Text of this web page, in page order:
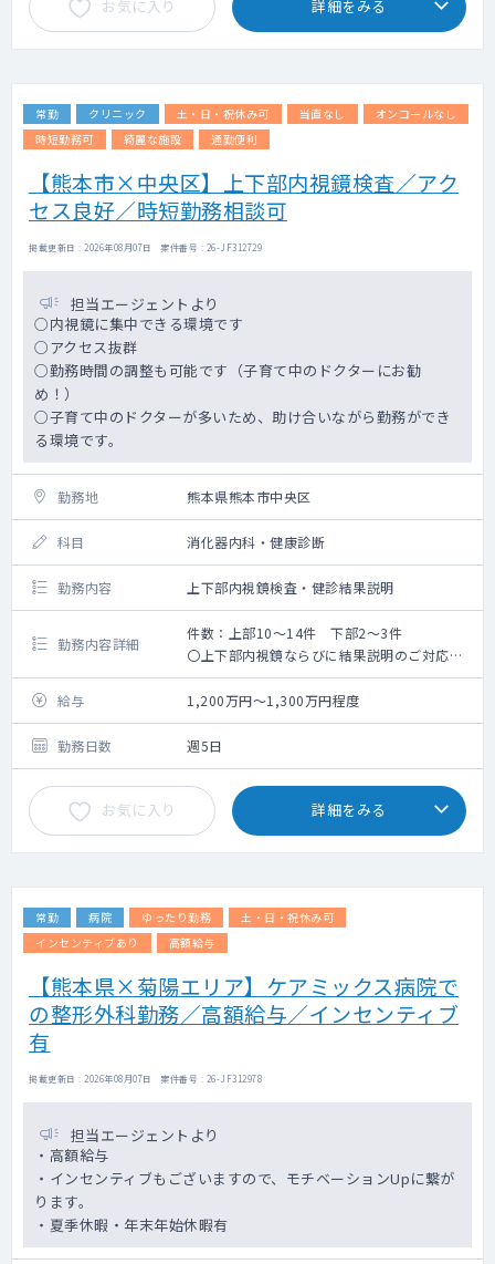
・常勤医1名 非常勤医2名
お気に入り 詳細をみる
常勤 クリニック 土・日・祝休み可 当直なし
オンコールなし
時短勤務可
綺麗な施設 通勤便利
【熊本市×中央区】上下部内視鏡検査／アク
セス良好／時短勤務相談可
掲載更新日 : 2026年08月07日 案件番号 : 26-JF312729
担当エージェントより
○内視鏡に集中できる環境です
○アクセス抜群
○勤務時間の調整も可能です（子育て中のドクターにお勧
め！）
○子育て中のドクターが多いため、助け合いながら勤務ができ
る環境です。
勤務地 熊本県熊本市中央区
科目 消化器内科・健康診断
勤務内容 上下部内視鏡検査・健診結果説明
勤務内容詳細
件数：上部10～14件 下部2～3件
〇上下部内視鏡ならびに結果説明のご対応を
お願いいたします。
〇上部が多めの内視鏡検査です。
給与 1,200万円～1,300万円程度
勤務日数 週5日
お気に入り 詳細をみる
常勤 病院 ゆったり勤務
土・日・祝休み可
インセンティブあり
高額給与
【熊本県×菊陽エリア】ケアミックス病院で
の整形外科勤務／高額給与／インセンティブ
有
掲載更新日 : 2026年08月07日 案件番号 : 26-JF312978
担当エージェントより
・高額給与
・インセンティブもございますので、モチベーションUpに繋が
ります。
・夏季休暇・年末年始休暇有